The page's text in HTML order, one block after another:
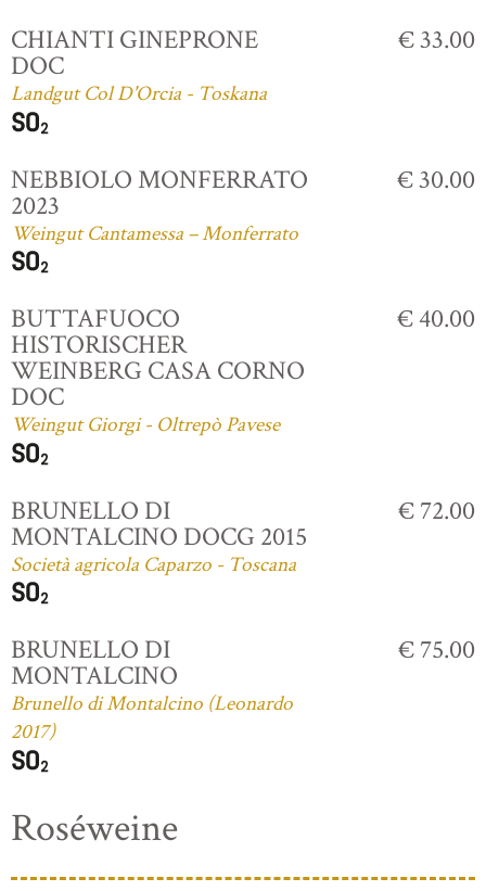
CHIANTI GINEPRONE
DOC
Landgut Col D'Orcia - Toskana
€ 33.00
NEBBIOLO MONFERRATO
2023
Weingut Cantamessa – Monferrato
€ 30.00
BUTTAFUOCO
HISTORISCHER
WEINBERG CASA CORNO
DOC
Weingut Giorgi - Oltrepò Pavese
€ 40.00
BRUNELLO DI
MONTALCINO DOCG 2015
Società agricola Caparzo - Toscana
€ 72.00
BRUNELLO DI
MONTALCINO
Brunello di Montalcino (Leonardo
2017)
€ 75.00
Roséweine